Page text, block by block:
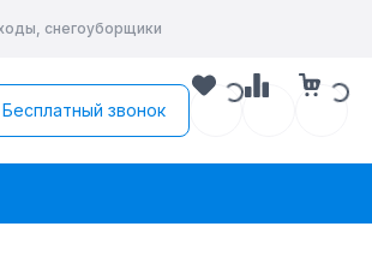
снегоуборщики
Бесплатный звонок